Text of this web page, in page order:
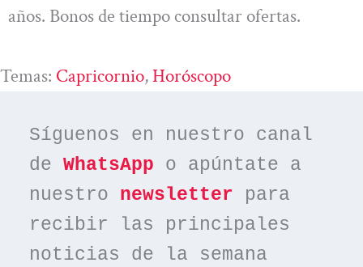
años. Bonos de tiempo consultar ofertas.
Temas: Capricornio, Horóscopo
Síguenos en nuestro canal
de WhatsApp o apúntate a
nuestro newsletter para
recibir las principales
noticias de la semana